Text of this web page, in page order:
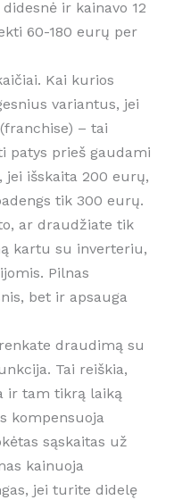
ir kainavo 12
60-180 eurų per
Kai kurios
variantus, jei
– tai
patys prieš gaudami
jei išskaita 200 eurų,
tik 300 eurų.
ar draudžiate tik
kartu su inverteriu,
Pilnas
bet ir apsauga
draudimą su
Tai reiškia,
ir tam tikrą laiką
kompensuoja
sąskaitas už
kainuoja
jei turite didelę